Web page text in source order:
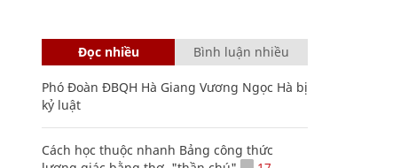
Đọc nhiều Bình luận nhiều
Phó Đoàn ĐBQH Hà Giang Vương Ngọc Hà bị
kỷ luật
Cách học thuộc nhanh Bảng công thức